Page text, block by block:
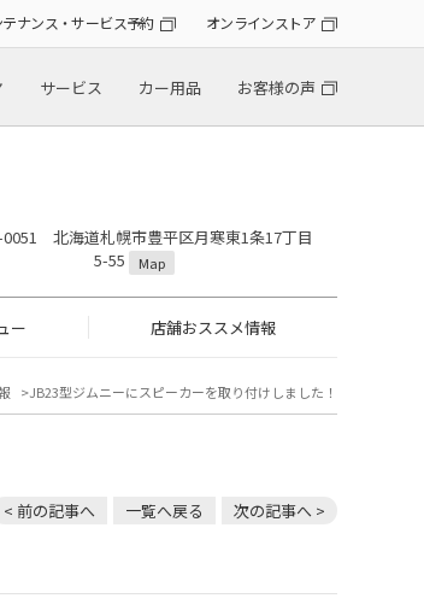
テナンス・サービス予約 オンラインストア
サービス カー用品 お客様の声
0051 北海道札幌市豊平区月寒東1条17丁目
5-55
Map
ー 店舗おススメ情報
JB23型ジムニーにスピーカーを取り付けしました！
< 前の記事へ 一覧へ戻る 次の記事へ >